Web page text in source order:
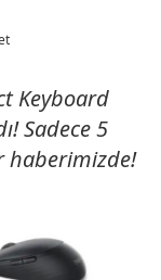
Keyboard
Sadece 5
haberimizde!